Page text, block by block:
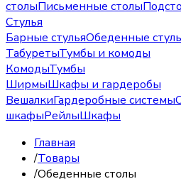
столыПисьменные столы
Стулья
Барные стульяОбеденные
ТабуретыТумбы и комоды
КомодыТумбы
ШирмыШкафы и гардеробы
ВешалкиГардеробные системы
шкафыРейлыШкафы
Главная
/Товары
/Обеденные столы